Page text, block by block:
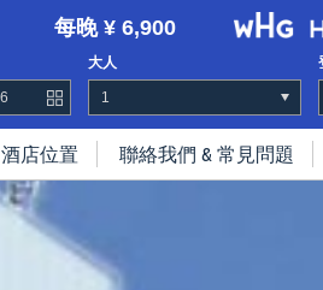
每晚 ¥ 6,900
大人
酒店位置 聯絡我們 & 常見問題